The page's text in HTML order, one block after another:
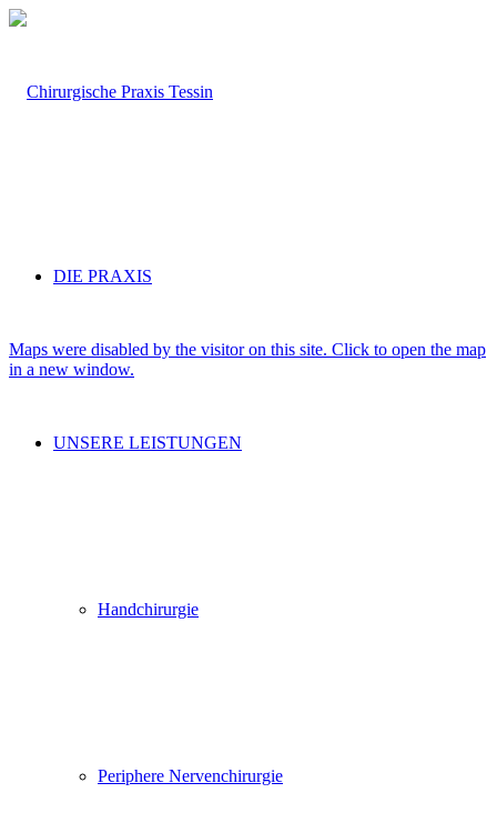
DIE PRAXIS
UNSERE LEISTUNGEN
Handchirurgie
Periphere Nervenchirurgie
Maps were disabled by the visitor on this site. Click to open the map
in a new window.